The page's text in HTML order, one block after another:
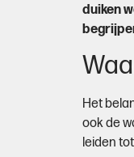
duiken
Het
ook de
leiden